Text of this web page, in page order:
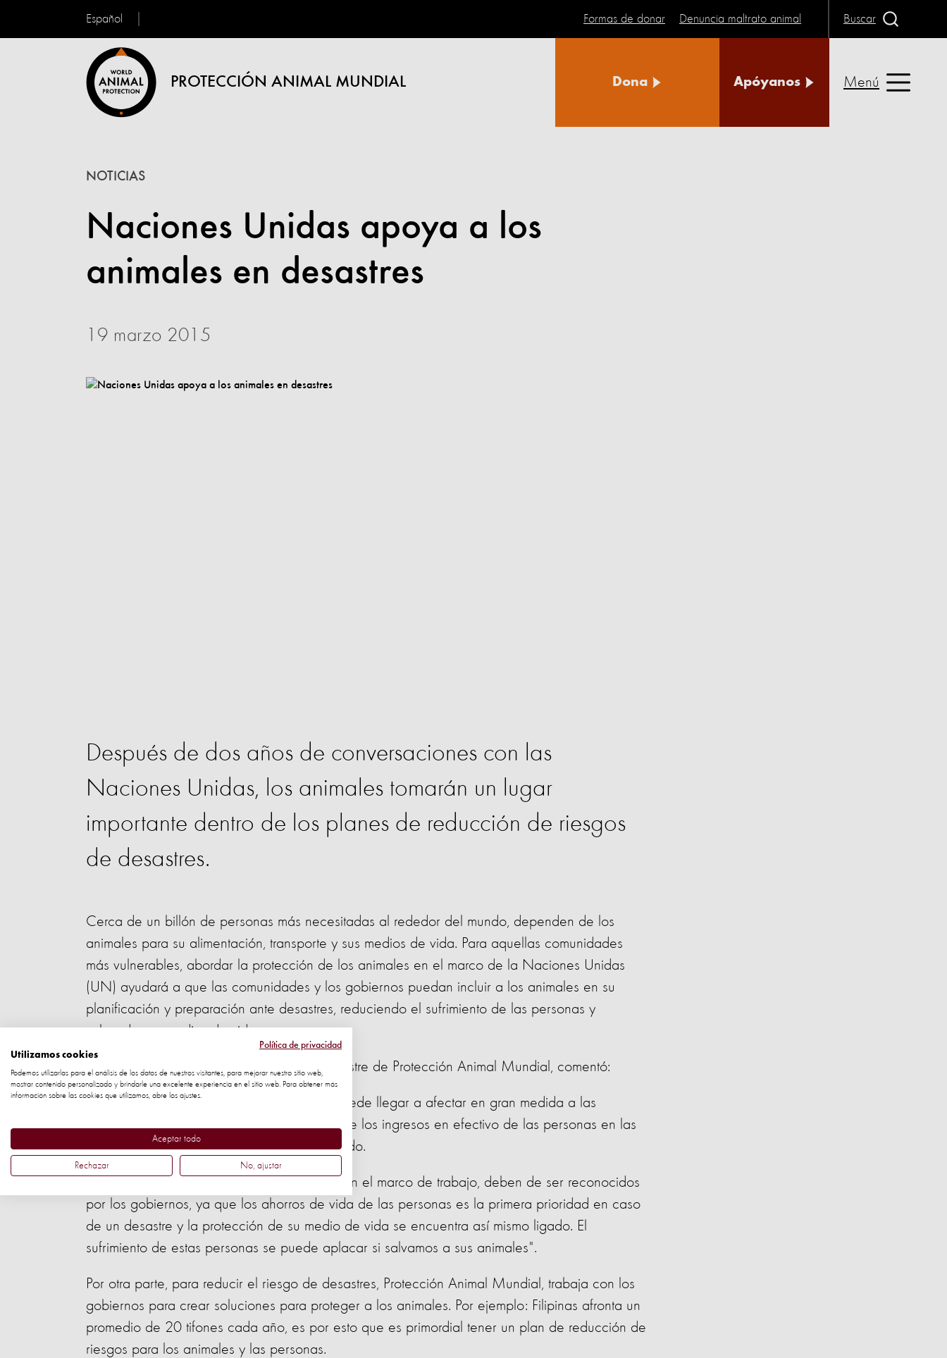
Español
PROTECCIÓN ANIMAL MUNDIAL
Formas de donar Denuncia maltrato animal Buscar
Dona Apóyanos Menú
Naciones Unidas apoya a los
animales en desastres
NOTICIAS
19 marzo 2015
Después de dos años de conversaciones con las
Naciones Unidas, los animales tomarán un lugar
importante dentro de los planes de reducción de riesgos
de desastres.
Cerca de un billón de personas más necesitadas al rededor del mundo, dependen de los
animales para su alimentación, transporte y sus medios de vida. Para aquellas comunidades
más vulnerables, abordar la protección de los animales en el marco de la Naciones Unidas
(UN) ayudará a que las comunidades y los gobiernos puedan incluir a los animales en su
planificación y preparación ante desastres, reduciendo el sufrimiento de las personas y
salvando sus medios de vida.
James Sawyer, Director de Manejo de Desastre de Protección Animal Mundial, comentó:
"La perdida de los animales en desastres, puede llegar a afectar en gran medida a las
comunidades y sus familias, ya que el 80% de los ingresos en efectivo de las personas en las
zonas más necesitadas, se derivan del ganado.
"Ahora que los animales han sido incluidos en el marco de trabajo, deben de ser reconocidos
por los gobiernos, ya que los ahorros de vida de las personas es la primera prioridad en caso
de un desastre y la protección de su medio de vida se encuentra así mismo ligado. El
sufrimiento de estas personas se puede aplacar si salvamos a sus animales".
Por otra parte, para reducir el riesgo de desastres, Protección Animal Mundial, trabaja con los
gobiernos para crear soluciones para proteger a los animales. Por ejemplo: Filipinas afronta un
promedio de 20 tifones cada año, es por esto que es primordial tener un plan de reducción de
riesgos para los animales y las personas.
Política de privacidad
Utilizamos cookies
Podemos utilizarlas para el análisis de los datos de nuestros visitantes, para mejorar nuestro sitio web,
mostrar contenido personalizado y brindarle una excelente experiencia en el sitio web. Para obtener más
información sobre las cookies que utilizamos, abre los ajustes.
Aceptar todo
Rechazar No, ajustar